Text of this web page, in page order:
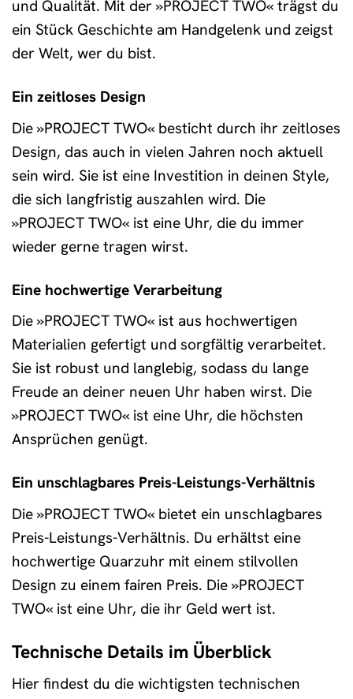
und Qualität. Mit der »PROJECT TWO« trägst du
ein Stück Geschichte am Handgelenk und zeigst
der Welt, wer du bist.
Ein zeitloses Design
Die »PROJECT TWO« besticht durch ihr zeitloses
Design, das auch in vielen Jahren noch aktuell
sein wird. Sie ist eine Investition in deinen Style,
die sich langfristig auszahlen wird. Die
»PROJECT TWO« ist eine Uhr, die du immer
wieder gerne tragen wirst.
Eine hochwertige Verarbeitung
Die »PROJECT TWO« ist aus hochwertigen
Materialien gefertigt und sorgfältig verarbeitet.
Sie ist robust und langlebig, sodass du lange
Freude an deiner neuen Uhr haben wirst. Die
»PROJECT TWO« ist eine Uhr, die höchsten
Ansprüchen genügt.
Ein unschlagbares Preis-Leistungs-Verhältnis
Die »PROJECT TWO« bietet ein unschlagbares
Preis-Leistungs-Verhältnis. Du erhältst eine
hochwertige Quarzuhr mit einem stilvollen
Design zu einem fairen Preis. Die »PROJECT
TWO« ist eine Uhr, die ihr Geld wert ist.
Technische Details im Überblick
Hier findest du die wichtigsten technischen